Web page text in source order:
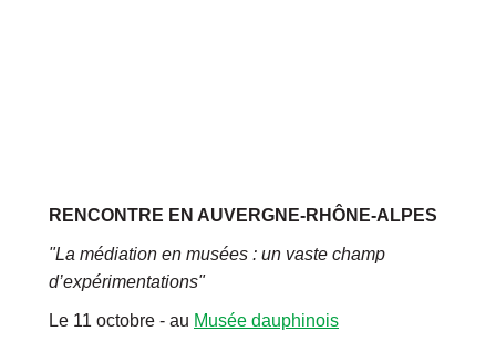
RENCONTRE EN AUVERGNE-RHÔNE-ALPES
"La médiation en musées : un vaste champ
d’expérimentations"
Le 11 octobre - au Musée dauphinois